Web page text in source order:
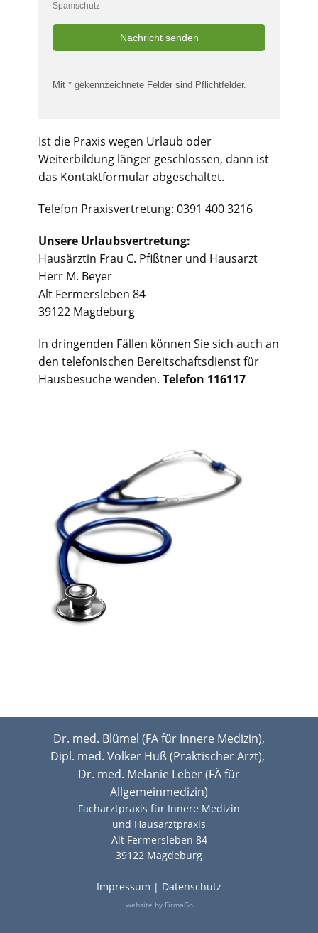
Spamschutz
Nachricht senden
Mit * gekennzeichnete Felder sind Pflichtfelder.
Ist die Praxis wegen Urlaub oder
Weiterbildung länger geschlossen, dann ist
das Kontaktformular abgeschaltet.
Telefon Praxisvertretung: 0391 400 3216
Unsere Urlaubsvertretung:
Hausärztin Frau C. Pfißtner und Hausarzt
Herr M. Beyer
Alt Fermersleben 84
39122 Magdeburg
In dringenden Fällen können Sie sich auch an
den telefonischen Bereitschaftsdienst für
Hausbesuche wenden. Telefon 116117
Dr. med. Blümel (FA für Innere Medizin),
Dipl. med. Volker Huß (Praktischer Arzt),
Dr. med. Melanie Leber (FÄ für
Allgemeinmedizin)
Facharztpraxis für Innere Medizin
und Hausarztpraxis
Alt Fermersleben 84
39122 Magdeburg
Impressum | Datenschutz
website by FirmaGo